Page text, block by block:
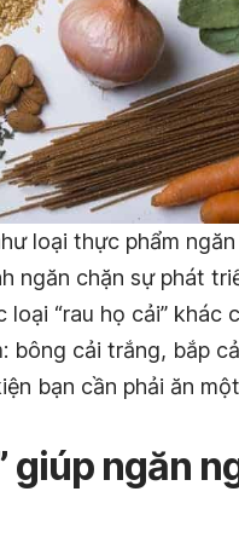
loại thực phẩm
ngăn chặn sự phát
“rau họ cải” khác
cải trắng, bắp
bạn cần phải ăn
giúp ngăn